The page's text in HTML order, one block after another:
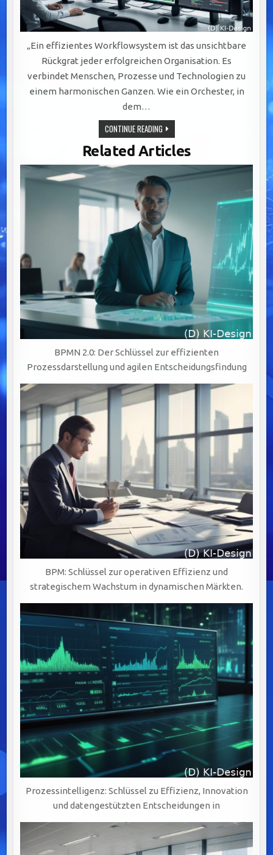
„Ein effizientes Workflowsystem ist das unsichtbare
Rückgrat jeder erfolgreichen Organisation. Es
verbindet Menschen, Prozesse und Technologien zu
einem harmonischen Ganzen. Wie ein Orchester, in
dem…
CONTINUE READINGEFFIZIENTE
WORKFLOWSYSTEME:
DER
SCHLÜSSEL
ZU
ERFOLGREICHER
KOMMUNIKATION
UND
AGILER
Related Articles
BPMN 2.0: Der Schlüssel zur effizienten
Prozessdarstellung und agilen Entscheidungsfindung
BPM: Schlüssel zur operativen Effizienz und
strategischem Wachstum in dynamischen Märkten.
Prozessintelligenz: Schlüssel zu Effizienz, Innovation
und datengestützten Entscheidungen in